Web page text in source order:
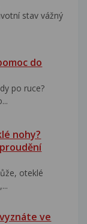
stav vážný
do
po ruce?
nohy?
oteklé
ve